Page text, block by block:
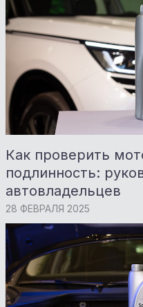
Как проверить
подлинность:
автовладельцев
28 ФЕВРАЛЯ 2025